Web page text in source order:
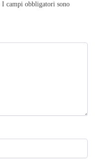
I campi obbligatori sono